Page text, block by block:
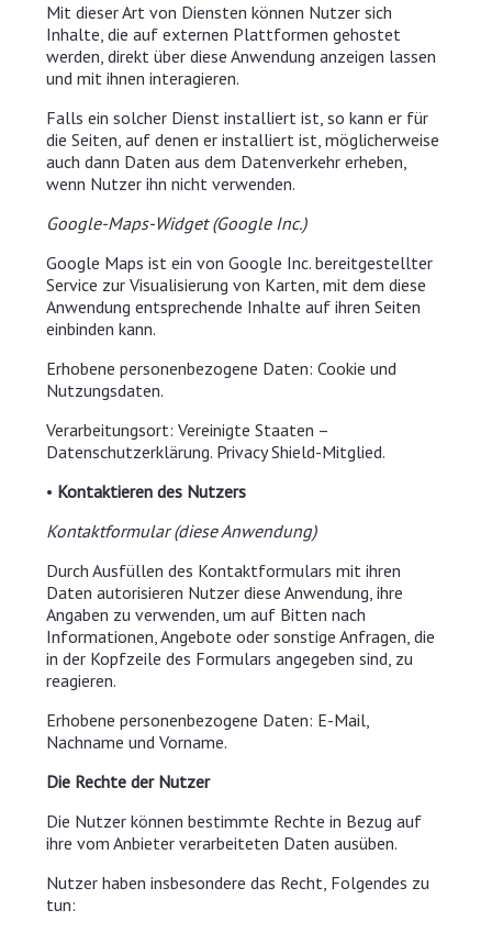
Mit dieser Art von Diensten können Nutzer sich
Inhalte, die auf externen Plattformen gehostet
werden, direkt über diese Anwendung anzeigen lassen
und mit ihnen interagieren.
Falls ein solcher Dienst installiert ist, so kann er für
die Seiten, auf denen er installiert ist, möglicherweise
auch dann Daten aus dem Datenverkehr erheben,
wenn Nutzer ihn nicht verwenden.
Google-Maps-Widget (Google Inc.)
Google Maps ist ein von Google Inc. bereitgestellter
Service zur Visualisierung von Karten, mit dem diese
Anwendung entsprechende Inhalte auf ihren Seiten
einbinden kann.
Erhobene personenbezogene Daten: Cookie und
Nutzungsdaten.
Verarbeitungsort: Vereinigte Staaten –
Datenschutzerklärung. Privacy Shield-Mitglied.
• Kontaktieren des Nutzers
Kontaktformular (diese Anwendung)
Durch Ausfüllen des Kontaktformulars mit ihren
Daten autorisieren Nutzer diese Anwendung, ihre
Angaben zu verwenden, um auf Bitten nach
Informationen, Angebote oder sonstige Anfragen, die
in der Kopfzeile des Formulars angegeben sind, zu
reagieren.
Erhobene personenbezogene Daten: E-Mail,
Nachname und Vorname.
Die Rechte der Nutzer
Die Nutzer können bestimmte Rechte in Bezug auf
ihre vom Anbieter verarbeiteten Daten ausüben.
Nutzer haben insbesondere das Recht, Folgendes zu
tun: